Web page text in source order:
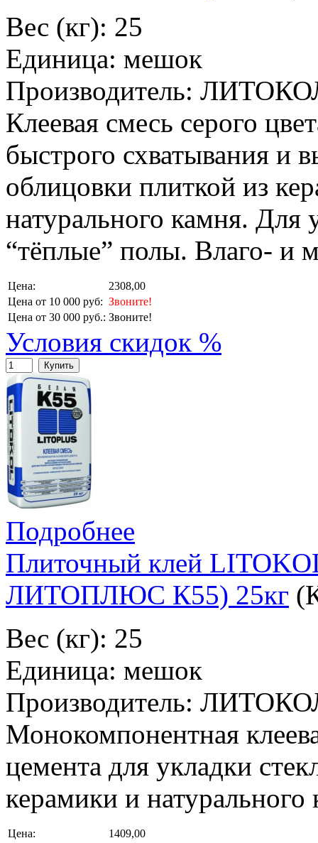
Вес (кг): 25
Единица: мешок
Производитель:
Клеевая смесь серого
быстрого схватывания и
облицовки плиткой из
натурального камня. Для
“тёплые” полы. Влаго- и
Цена:
2308,00
Цена от 10 000 руб: Звоните!
Цена от 30 000 руб.: Звоните!
Условия скидок %
Купить
Подробнее
Плиточный клей
ЛИТОПЛЮС К55) 25кг
Вес (кг): 25
Единица: мешок
Производитель:
Монокомпонентная
цемента для укладки
керамики и натурального
Цена: 1409,00